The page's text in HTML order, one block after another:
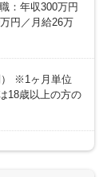
：年収300万円
円／月給26万
※1ヶ月単位
18歳以上の方の